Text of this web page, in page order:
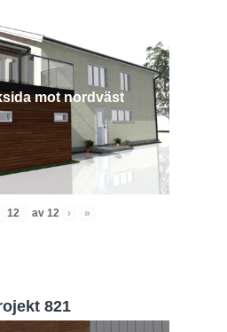
mot nordväst
av 12 › »
821